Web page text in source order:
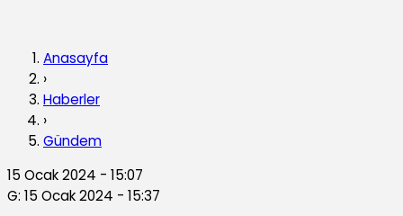
Anasayfa
›
Haberler
›
Gündem
15 Ocak 2024 - 15:07
G: 15 Ocak 2024 - 15:37